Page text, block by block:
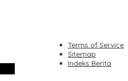
Terms of Service
Sitemap
Indeks Berita